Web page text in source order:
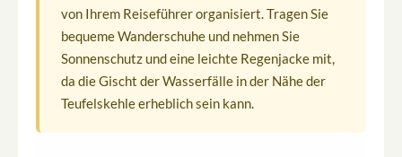
von Ihrem Reiseführer organisiert. Tragen Sie
bequeme Wanderschuhe und nehmen Sie
Sonnenschutz und eine leichte Regenjacke mit,
da die Gischt der Wasserfälle in der Nähe der
Teufelskehle erheblich sein kann.